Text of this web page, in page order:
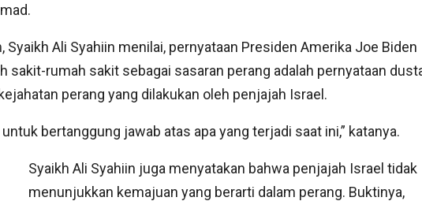
Ali Syahiin menilai, pernyataan Presiden Amerika Joe Biden
sakit-rumah sakit sebagai sasaran perang adalah pernyataan
perang yang dilakukan oleh penjajah Israel.
bertanggung jawab atas apa yang terjadi saat ini,” katanya.
Syaikh Ali Syahiin juga menyatakan bahwa penjajah Israel tidak
menunjukkan kemajuan yang berarti dalam perang. Buktinya,